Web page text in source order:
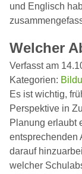
und Englisch
Welcher
Verfasst am
Kategorien:
Es ist wichtig,
Perspektive in
Planung erlaubt
entsprechenden
darauf
welcher